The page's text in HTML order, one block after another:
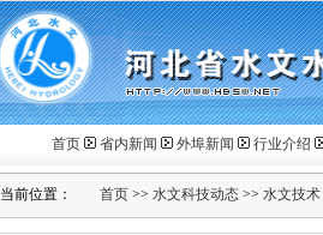
首页 省内新闻 外埠新闻 行业介绍
当前位置： 首页 >> 水文科技动态 >> 水文技术